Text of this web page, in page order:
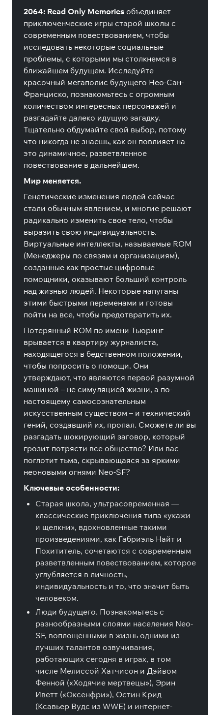
2064: Read Only Memories объединяет
приключенческие игры старой школы с
современным повествованием, чтобы
исследовать некоторые социальные
проблемы, с которыми мы столкнемся в
ближайшем будущем. Исследуйте
красочный мегаполис будущего Нео-Сан-
Франциско, познакомьтесь с огромным
количеством интересных персонажей и
разгадайте далеко идущую загадку.
Тщательно обдумайте свой выбор, потому
что никогда не знаешь, как он повлияет на
это динамичное, разветвленное
повествование в дальнейшем.
Мир меняется.
Генетические изменения людей сейчас
стали обычным явлением, и многие решают
радикально изменить свое тело, чтобы
выразить свою индивидуальность.
Виртуальные интеллекты, называемые ROM
(Менеджеры по связям и организациям),
созданные как простые цифровые
помощники, оказывают больший контроль
над жизнью людей. Некоторые напуганы
этими быстрыми переменами и готовы
пойти на все, чтобы предотвратить их.
Потерянный ROM по имени Тьюринг
врывается в квартиру журналиста,
находящегося в бедственном положении,
чтобы попросить о помощи. Они
утверждают, что являются первой разумной
машиной – не симуляцией жизни, а по-
настоящему самосознательным
искусственным существом – и технический
гений, создавший их, пропал. Сможете ли вы
разгадать шокирующий заговор, который
грозит потрясти все общество? Или вас
поглотит тьма, скрывающаяся за яркими
неоновыми огнями Neo-SF?
Ключевые особенности:
Старая школа, ультрасовременная —
классические приключения типа «укажи
и щелкни», вдохновленные такими
произведениями, как Габриэль Найт и
Похититель, сочетаются с современным
разветвленным повествованием, которое
углубляется в личность,
индивидуальность и то, что значит быть
человеком.
Люди будущего. Познакомьтесь с
разнообразными слоями населения Neo-
SF, воплощенными в жизнь одними из
лучших талантов озвучивания,
работающих сегодня в играх, в том
числе Мелиссой Хатчисон и Дэйвом
Фенной («Ходячие мертвецы»), Эрин
Иветт («Оксенфри»), Остин Крид
(Ксавьер Вудс из WWE) и интернет-